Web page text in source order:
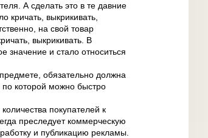
А сделать это в те давние
кричать, выкрикивать,
на свой товар
выкрикивать. В
значение и стало относиться
обязательно должна
по которой можно быстро
покупателей к
преследует коммерческую
и публикацию рекламы.